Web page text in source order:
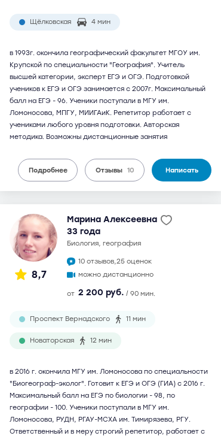
Щёлковская 4 мин
в 1993г. окончила географический факультет МГОУ им.
Крупской по специальности "География". Учитель
высшей категории, эксперт ЕГЭ и ОГЭ. Подготовкой
учеников к ЕГЭ и ОГЭ занимается с 2007г. Максимальный
балл на ЕГЭ - 96. Ученики поступали в МГУ им.
Ломоносова, МПГУ, МИИГАиК. Репетитор работает с
учениками любого уровня подготовки. Авторская
методика. Возможны дистанционные занятия
Подробнее Отзывы 10 Написать
8,7
Марина Алексеевна
33 года
биология, география
10 отзывов,25 оценок
можно дистанционно
от 2 200 руб. / 90 мин.
Проспект Вернадского 11 мин
Новаторская 12 мин
в 2016 г. окончила МГУ им. Ломоносова по специальности
"Биогеограф-эколог". Готовит к ЕГЭ и ОГЭ (ГИА) с 2016 г.
Максимальный балл на ЕГЭ по биологии - 98, по
географии - 100. Ученики поступали в МГУ им.
Ломоносова, РУДН, РГАУ-МСХА им. Тимирязева, РГУ.
Ответственный и в меру строгий репетитор, работает с